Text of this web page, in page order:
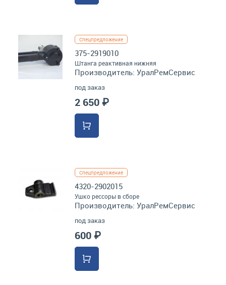
Спецпредложение
375-2919010
Штанга реактивная нижняя
Производитель: УралРемСервис
под заказ
2 650 ₽
Спецпредложение
4320-2902015
Ушко рессоры в сборе
Производитель: УралРемСервис
под заказ
600 ₽